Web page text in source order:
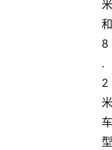
米
和
8
.
2
米
车
型